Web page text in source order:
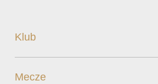
Klub
Mecze